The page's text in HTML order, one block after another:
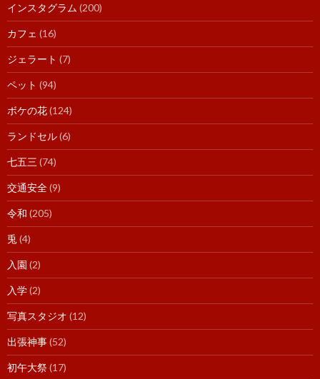
インスタグラム (200)
カフェ (16)
ジェラート (7)
ペット (94)
ボケの花(124)
ランドセル(6)
七五三 (74)
交通安全(9)
令和 (205)
兎 (4)
入園 (2)
入学(2)
写真スタジオ (12)
出張神事(52)
初午大祭(17)